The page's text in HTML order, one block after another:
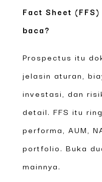
Fact Sheet
baca?
Prospectus itu
jelasin aturan,
investasi, dan
detail. FFS itu
performa, AUM,
portfolio. Buka
mainnya.